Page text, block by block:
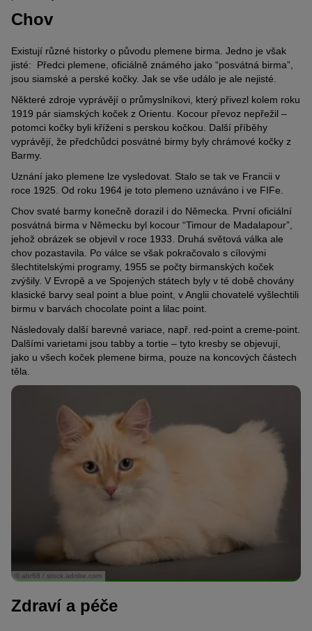
Chov
Existují různé historky o původu plemene birma. Jedno je však
jisté: Předci plemene, oficiálně známého jako “posvátná birma”,
jsou siamské a perské kočky. Jak se vše událo je ale nejisté.
Některé zdroje vyprávějí o průmyslníkovi, který přivezl kolem roku
1919 pár siamských koček z Orientu. Kocour převoz nepřežil –
potomci kočky byli kříženi s perskou kočkou. Další příběhy
vyprávějí, že předchůdci posvátné birmy byly chrámové kočky z
Barmy.
Uznání jako plemene lze vysledovat. Stalo se tak ve Francii v
roce 1925. Od roku 1964 je toto plemeno uznáváno i ve FIFe.
Chov svaté barmy konečně dorazil i do Německa. První oficiální
posvátná birma v Německu byl kocour “Timour de Madalapour”,
jehož obrázek se objevil v roce 1933. Druhá světová válka ale
chov pozastavila. Po válce se však pokračovalo s cílovými
šlechtitelskými programy, 1955 se počty birmanských koček
zvýšily. V Evropě a ve Spojených státech byly v té době chovány
klasické barvy seal point a blue point, v Anglii chovatelé vyšlechtili
birmu v barvách chocolate point a lilac point.
Následovaly další barevné variace, např. red-point a creme-point.
Dalšími varietami jsou tabby a tortie – tyto kresby se objevují,
jako u všech koček plemene birma, pouze na koncových částech
těla.
© abr68 / stock.adobe.com
Zdraví a péče